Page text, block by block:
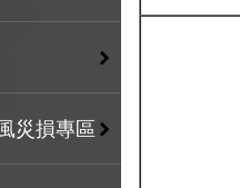
災損專區